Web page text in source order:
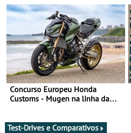
Concurso Europeu Honda
Customs - Mugen na linha da
Test-Drives e Comparativos